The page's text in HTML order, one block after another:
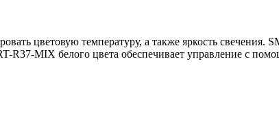
цветовую температуру, а также яркость
MIX белого цвета обеспечивает управление с